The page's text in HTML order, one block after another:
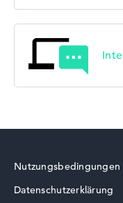
Nutzungsbedingungen
Datenschutzerklärung